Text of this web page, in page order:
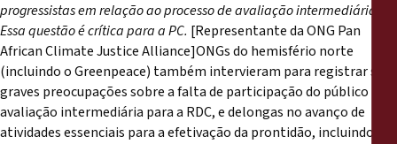
progressistas em relação ao processo de avaliação intermediária.
Essa questão é crítica para a PC. [Representante da ONG Pan
African Climate Justice Alliance]ONGs do hemisfério norte
(incluindo o Greenpeace) também intervieram para registrar suas
graves preocupações sobre a falta de participação do público na
avaliação intermediária para a RDC, e delongas no avanço de
atividades essenciais para a efetivação da prontidão, incluindo